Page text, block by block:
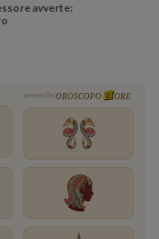
avverte:
powered by OROSCOPO ORE